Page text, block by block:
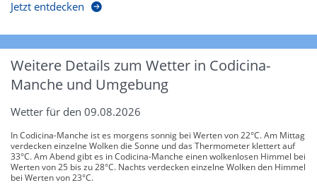
Jetzt entdecken
Weitere Details zum Wetter in Codicina-
Manche und Umgebung
Wetter für den 09.08.2026
In Codicina-Manche ist es morgens sonnig bei Werten von 22°C. Am Mittag
verdecken einzelne Wolken die Sonne und das Thermometer klettert auf
33°C. Am Abend gibt es in Codicina-Manche einen wolkenlosen Himmel bei
Werten von 25 bis zu 28°C. Nachts verdecken einzelne Wolken den Himmel
bei Werten von 23°C.